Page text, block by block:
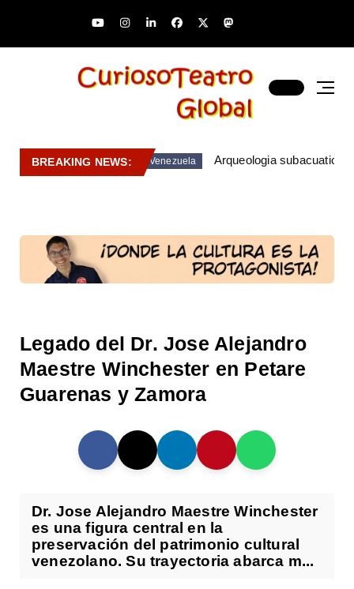
BREAKING NEWS: Venezuela Arqueologia subacuatica
Legado del Dr. Jose Alejandro
Maestre Winchester en Petare
Guarenas y Zamora
Dr. Jose Alejandro Maestre Winchester
es una figura central en la
preservación del patrimonio cultural
venezolano. Su trayectoria abarca m...